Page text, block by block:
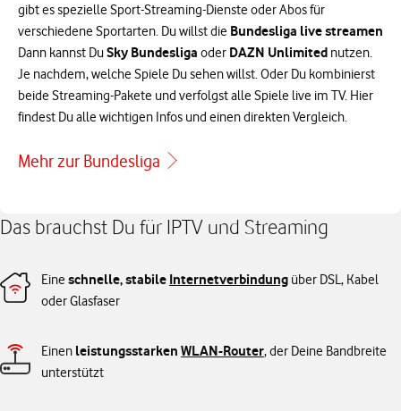
gibt es spezielle Sport-Streaming-Dienste oder Abos für
verschiedene Sportarten. Du willst die Bundesliga live streamen
Dann kannst DuSky Bundesliga oder DAZN Unlimited nutzen.
Je nachdem, welche Spiele Du sehen willst. Oder Du kombinierst
beide Streaming-Pakete und verfolgst alle Spiele live im TV. Hier
findest Du alle wichtigen Infos und einen direkten Vergleich.
Mehr zur Bundesliga
Das brauchst Du für IPTV und Streaming
Eine schnelle, stabile Internetverbindung über DSL, Kabel
oder Glasfaser
Einen leistungsstarken WLAN-Router, der Deine Bandbreite
unterstützt